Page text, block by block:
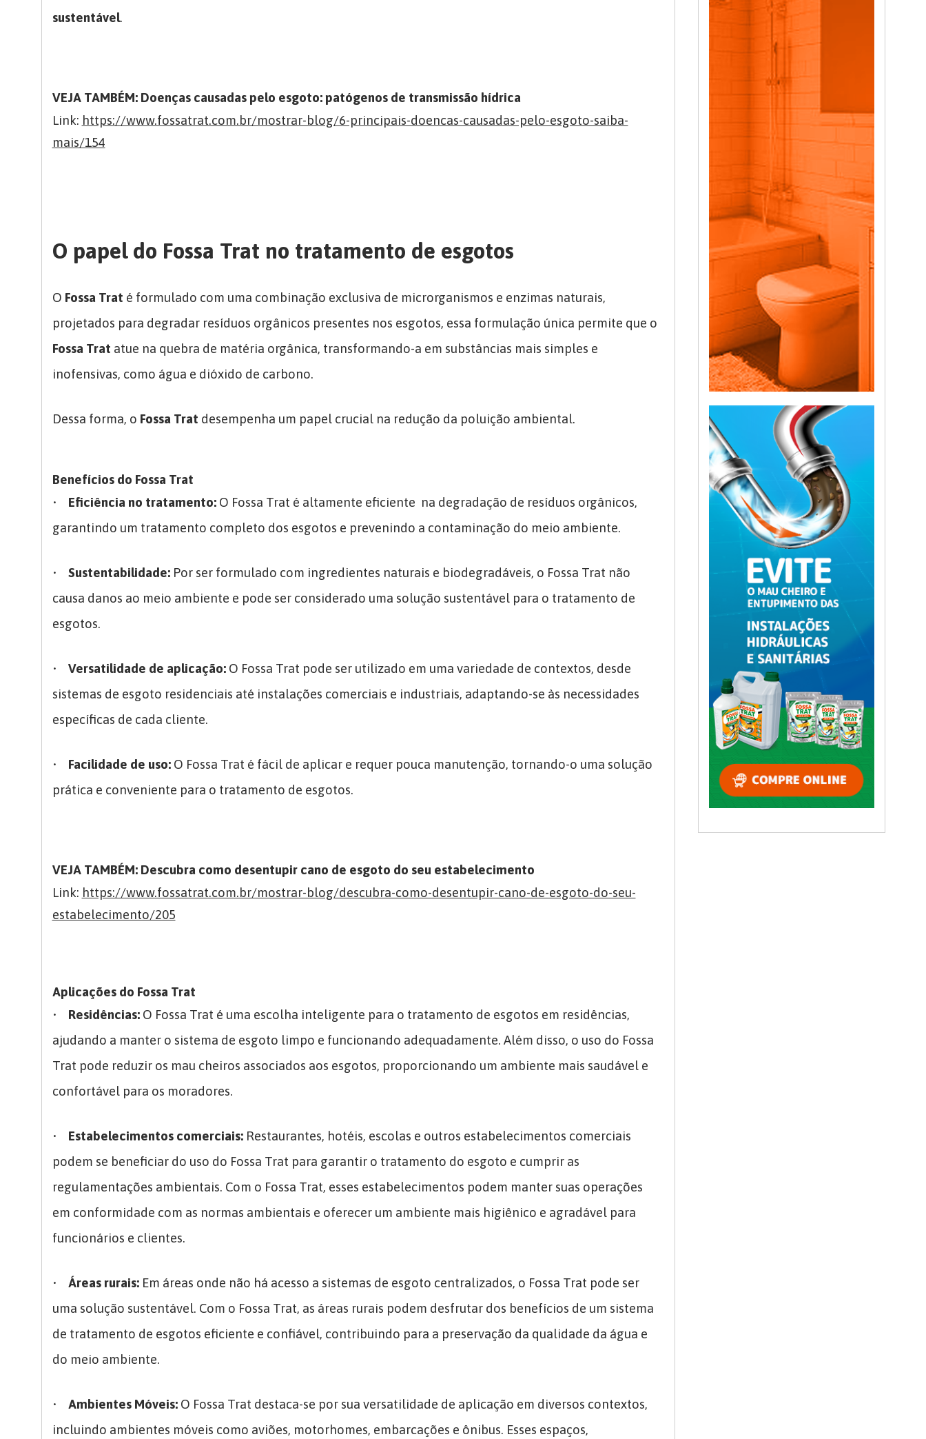
sustentável.
VEJA TAMBÉM: Doenças causadas pelo esgoto: patógenos de transmissão hídrica
Link: https://www.fossatrat.com.br/mostrar-blog/6-principais-doencas-causadas-pelo-esgoto-saiba-
mais/154
O papel do Fossa Trat no tratamento de esgotos
O Fossa Trat é formulado com uma combinação exclusiva de microrganismos e enzimas naturais,
projetados para degradar resíduos orgânicos presentes nos esgotos, essa formulação única permite que o
Fossa Trat atue na quebra de matéria orgânica, transformando-a em substâncias mais simples e
inofensivas, como água e dióxido de carbono.
Dessa forma, o Fossa Trat desempenha um papel crucial na redução da poluição ambiental.
Benefícios do Fossa Trat
• Eficiência no tratamento:O Fossa Trat é altamente eficiente na degradação de resíduos orgânicos,
garantindo um tratamento completo dos esgotos e prevenindo a contaminação do meio ambiente.
• Sustentabilidade: Por ser formulado com ingredientes naturais e biodegradáveis, o Fossa Trat não
causa danos ao meio ambiente e pode ser considerado uma solução sustentável para o tratamento de
esgotos.
• Versatilidade de aplicação:O Fossa Trat pode ser utilizado em uma variedade de contextos, desde
sistemas de esgoto residenciais até instalações comerciais e industriais, adaptando-se às necessidades
específicas de cada cliente.
• Facilidade de uso: O Fossa Trat é fácil de aplicar e requer pouca manutenção, tornando-o uma solução
prática e conveniente para o tratamento de esgotos.
VEJA TAMBÉM: Descubra como desentupir cano de esgoto do seu estabelecimento
Link: https://www.fossatrat.com.br/mostrar-blog/descubra-como-desentupir-cano-de-esgoto-do-seu-
estabelecimento/205
Aplicações do Fossa Trat
• Residências:O Fossa Trat é uma escolha inteligente para o tratamento de esgotos em residências,
ajudando a manter o sistema de esgoto limpo e funcionando adequadamente. Além disso, o uso do Fossa
Trat pode reduzir os mau cheiros associados aos esgotos, proporcionando um ambiente mais saudável e
confortável para os moradores.
• Estabelecimentos comerciais:Restaurantes, hotéis, escolas e outros estabelecimentos comerciais
podem se beneficiar do uso do Fossa Trat para garantir o tratamento do esgoto e cumprir as
regulamentações ambientais. Com o Fossa Trat, esses estabelecimentos podem manter suas operações
em conformidade com as normas ambientais e oferecer um ambiente mais higiênico e agradável para
funcionários e clientes.
• Áreas rurais: Em áreas onde não há acesso a sistemas de esgoto centralizados, o Fossa Trat pode ser
uma solução sustentável. Com o Fossa Trat, as áreas rurais podem desfrutar dos benefícios de um sistema
de tratamento de esgotos eficiente e confiável, contribuindo para a preservação da qualidade da água e
do meio ambiente.
• Ambientes Móveis: O Fossa Trat destaca-se por sua versatilidade de aplicação em diversos contextos,
incluindo ambientes móveis como aviões, motorhomes, embarcações e ônibus. Esses espaços,